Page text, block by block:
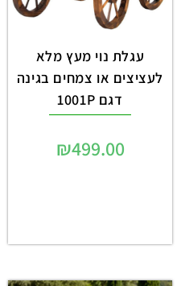
עגלת נוי מעץ מלא
לעציצים או צמחים בגינה
דגם 1001P
₪499.00